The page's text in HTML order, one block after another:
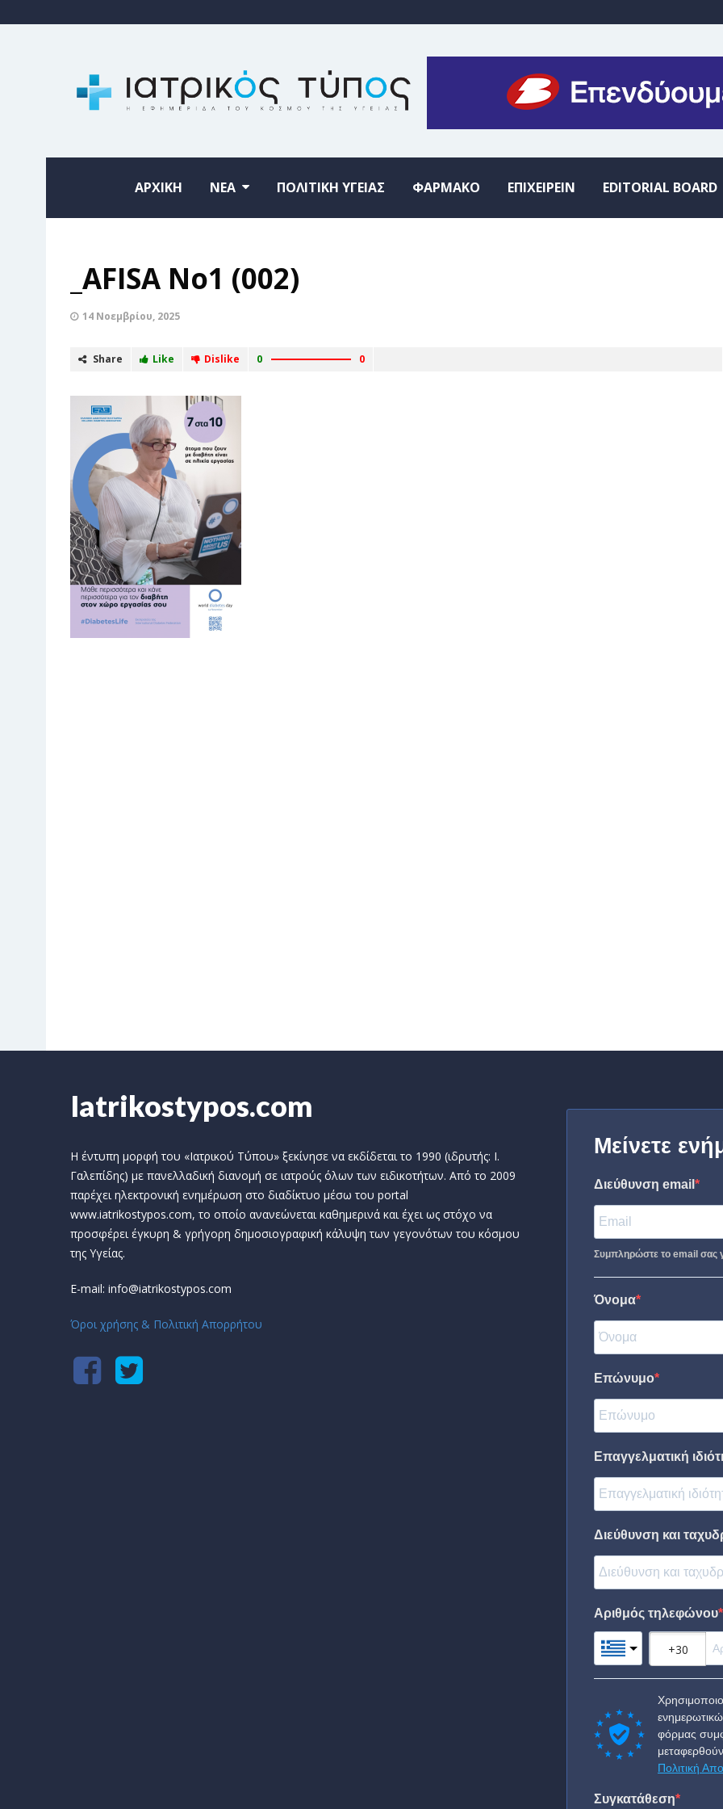
ΑΡΧΙΚΗ ΝΕΑ ΠΟΛΙΤΙΚΗ ΥΓΕΙΑΣ ΦΑΡΜΑΚΟ ΕΠΙΧΕΙΡΕΙΝ EDITORIAL BOARD
_AFISA No1 (002)
14 Νοεμβρίου, 2025
Share Like Dislike 0 0
Iatrikostypos.com
Η έντυπη μορφή του «Ιατρικού Τύπου» ξεκίνησε να εκδίδεται το 1990 (ιδρυτής: Ι.
Γαλεπίδης) με πανελλαδική διανομή σε ιατρούς όλων των ειδικοτήτων. Από το 2009
παρέχει ηλεκτρονική ενημέρωση στο διαδίκτυο μέσω του portal
www.iatrikostypos.com, το οποίο ανανεώνεται καθημερινά και έχει ως στόχο να
προσφέρει έγκυρη & γρήγορη δημοσιογραφική κάλυψη των γεγονότων του κόσμου
της Υγείας.
E-mail: info@iatrikostypos.com
Όροι χρήσης & Πολιτική Απορρήτου
Μείνετε
Διεύθυνση email
Συμπληρώστε το email σας
Όνομα
Επώνυμο
Επαγγελματική
Διεύθυνση και
Αριθμός τηλεφώνου
φόρμας
Πολιτική
Συγκατάθεση